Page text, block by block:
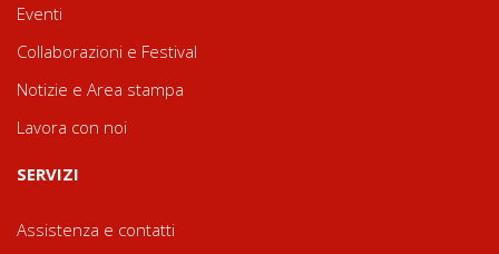
Eventi
Collaborazioni e Festival
Notizie e Area stampa
Lavora con noi
SERVIZI
Assistenza e contatti